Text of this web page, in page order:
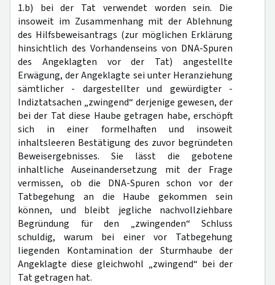
1.b) bei der Tat verwendet worden sein. Die
insoweit im Zusammenhang mit der Ablehnung
des Hilfsbeweisantrags (zur möglichen Erklärung
hinsichtlich des Vorhandenseins von DNA-Spuren
des Angeklagten vor der Tat) angestellte
Erwägung, der Angeklagte sei unter Heranziehung
sämtlicher - dargestellter und gewürdigter -
Indiztatsachen „zwingend“ derjenige gewesen, der
bei der Tat diese Haube getragen habe, erschöpft
sich in einer formelhaften und insoweit
inhaltsleeren Bestätigung des zuvor begründeten
Beweisergebnisses. Sie lässt die gebotene
inhaltliche Auseinandersetzung mit der Frage
vermissen, ob die DNA-Spuren schon vor der
Tatbegehung an die Haube gekommen sein
können, und bleibt jegliche nachvollziehbare
Begründung für den „zwingenden“ Schluss
schuldig, warum bei einer vor Tatbegehung
liegenden Kontamination der Sturmhaube der
Angeklagte diese gleichwohl „zwingend“ bei der
Tat getragen hat.